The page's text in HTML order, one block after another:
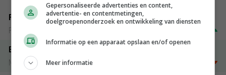
Fritesgeschikt NL Du Be
PotatoNL
Emmeloord Tarwe
Noteringen
Gepersonaliseerde advertenties en content,
advertentie- en contentmetingen,
doelgroepenonderzoek en ontwikkeling van diensten
Informatie op een apparaat opslaan en/of openen
Meer informatie